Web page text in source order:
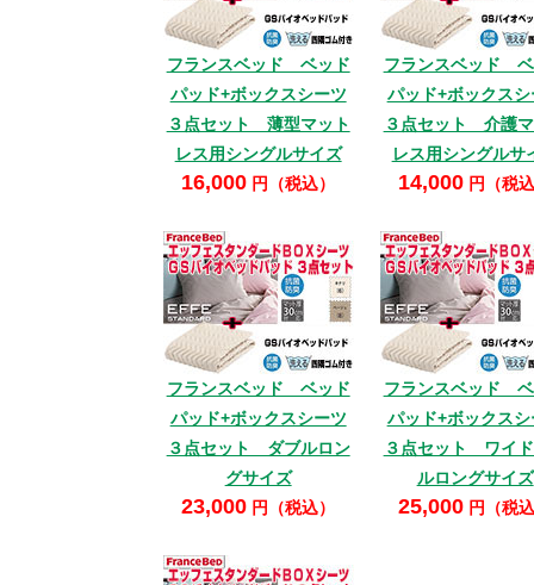
フランスベッド ベッド
パッド+ボックスシーツ
３点セット 薄型マット
レス用シングルサイズ
16,000 円（税込）
フランスベッド
パッド+ボックスシ
３点セット 介護
レス用シングルサ
14,000 円（税
フランスベッド ベッド
パッド+ボックスシーツ
３点セット ダブルロン
グサイズ
23,000 円（税込）
フランスベッド
パッド+ボックスシ
３点セット ワイ
ルロングサイズ
25,000 円（税